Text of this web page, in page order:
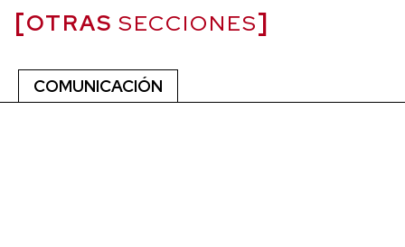
OTRAS SECCIONES
COMUNICACIÓN